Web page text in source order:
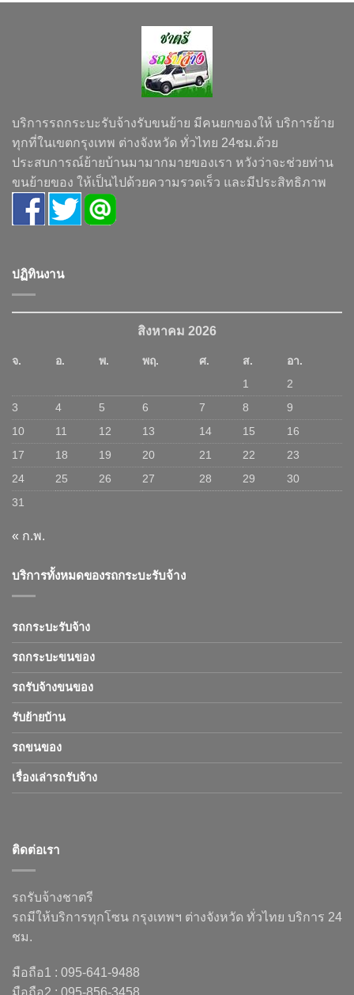
บริการรถกระบะรับจ้างรับขนย้าย มีคนยกของให้ บริการย้าย
ทุกที่ในเขตกรุงเทพ ต่างจังหวัด ทั่วไทย 24ชม.ด้วย
ประสบการณ์ย้ายบ้านมามากมายของเรา หวังว่าจะช่วยท่าน
ขนย้ายของ ให้เป็นไปด้วยความรวดเร็ว และมีประสิทธิภาพ
ปฏิทินงาน
สิงหาคม 2026
จ. อ. พ. พฤ. ศ. ส.
อา.
1
2
3
4 5 6 7 8
9
10
11 12 13 14 15
16
17
18 19 20 21 22
23
24
25 26 27 28 29
30
31
« ก.พ.
บริการทั้งหมดของรถกระบะรับจ้าง
รถกระบะรับจ้าง
รถกระบะขนของ
รถรับจ้างขนของ
รับย้ายบ้าน
รถขนของ
เรื่องเล่ารถรับจ้าง
ติดต่อเรา
รถรับจ้างชาตรี
รถมีให้บริการทุกโซน กรุงเทพฯ ต่างจังหวัด ทั่วไทย บริการ 24
ชม.
มือถือ1 : 095-641-9488